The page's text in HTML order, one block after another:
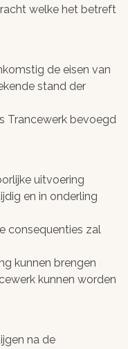
welke het betreft
de eisen van
stand der
Trancewerk bevoegd
uitvoering
en in onderling
consequenties zal
kunnen brengen
kunnen worden
na de